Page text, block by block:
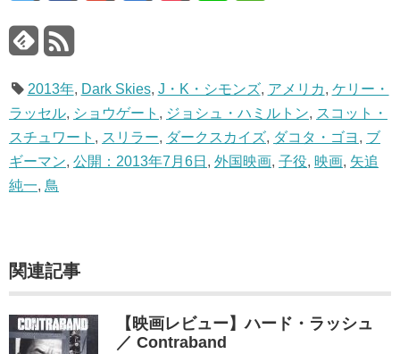
2013年, Dark Skies, J・K・シモンズ, アメリカ, ケリー・
ラッセル, ショウゲート , ジョシュ・ハミルトン, スコット・
スチュワート , スリラー, ダークスカイズ, ダコタ・ゴヨ , ブ
ギーマン, 公開：2013年7月6日 , 外国映画, 子役, 映画, 矢追
純一, 鳥
関連記事
【映画レビュー】ハード・ラッシュ
／ Contraband